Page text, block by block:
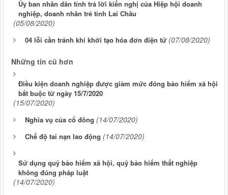
Ủy ban nhân dân tỉnh trả lời kiến nghị của Hiệp hội doanh
nghiệp, doanh nhân trẻ tỉnh Lai Châu
(05/08/2020)
04 lỗi cần tránh khi khởi tạo hóa đơn điện tử (07/08/2020)
Những tin cũ hơn
Điều kiện doanh nghiệp được giảm mức đóng bảo hiểm xã hội
bắt buộc từ ngày 15/7/2020
(15/07/2020)
Nghĩa vụ của cổ đông (14/07/2020)
Chế độ tai nạn lao động (14/07/2020)
Sử dụng quỹ bảo hiểm xã hội, quỹ bảo hiểm thất nghiệp
không đúng pháp luật
(14/07/2020)